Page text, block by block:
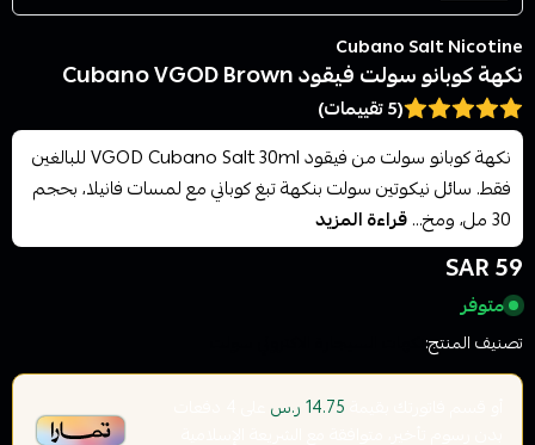
Cubano Salt Nicotine
نكهة كوبانو سولت فيقود Cubano VGOD Brown
(5 تقييمات)
نكهة كوبانو سولت من فيقود VGOD Cubano Salt 30ml للبالغين
فقط. سائل نيكوتين سولت بنكهة تبغ كوباني مع لمسات فانيلا، بحجم
30 مل، ومخ...
قراءة المزيد
59 SAR
متوفر
تصنيف المنتج:
14.75 ر.س